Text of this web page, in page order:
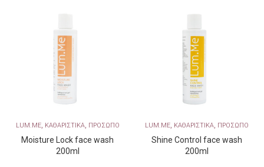
LUM.ME, ΚΑΘΑΡΙΣΤΙΚΑ ΠΡΟΣΩΠΟ
Moisture Lock face wash
200ml
LUM.ME, ΚΑΘΑΡΙΣΤΙΚΑ ΠΡΟΣΩΠΟ
Shine Control face wash
200ml